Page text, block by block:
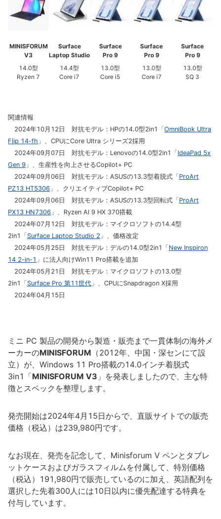
MINISFORUM
V3
14.0型
Ryzen 7
Surface
Laptop Studio
14.4型
Core i7
Surface
Pro 9
13.0型
Core i5
Surface
Pro 9
13.0型
Core i7
Surface
Pro 9
13.0型
SQ 3
関連情報
2024年10月12日 対抗モデル：HPの14.0型2in1「 OmniBook Ultra
Flip 14-fh 」、CPUにCore Ultra シリーズ2採用
2024年09月07日 対抗モデル：Lenovoの14.0型2in1「 IdeaPad 5x
Gen 9 」、生産性を向上させるCopilot+ PC
2024年09月06日 対抗モデル：ASUSの13.3型着脱式「 ProArt
PZ13 HT5306 」、クリエイティブCopilot+ PC
2024年09月06日 対抗モデル：ASUSの13.3型回転式「 ProArt
PX13 HN7306 」、Ryzen AI 9 HX 370搭載
2024年07月12日 対抗モデル：マイクロソフトの14.4型
2in1「 Surface Laptop Studio 2 」、価格改定
2024年05月25日 対抗モデル：デルの14.0型2in1「 New Inspiron
14 2-in-1 」に法人向けWin11 Pro搭載を追加
2024年05月21日 対抗モデル：マイクロソフトの13.0型
2in1「 Surface Pro 第11世代 」、CPUにSnapdragon X採用
2024年04月15日
ミニ PC 製品の開発から製造・販売まで一貫体制の海外メ
ーカーのMINISFORUM （2012年、中国・深センにて設
立）が、Windows 11 Pro搭載の14.0インチ着脱式
3in1「MINISFORUM V3 」を発表しましたので、主な特
徴とスペックを整理します。
発売開始は2024年4月15日からで、直販サイトでの販売
価格（税込）は239,980円です。
なお現在、発売を記念して、Minisforum V ペンとタブレ
ットケースおよびガラスフィルムを付属して、特別価格
（税込）191,980円で販売しているのに加え、英語配列を
選択した先着300人には10日以内に優先配達する特典を
付与しています。